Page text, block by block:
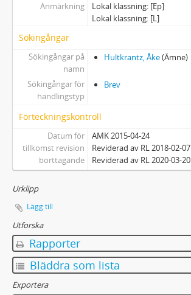
Anmärkning
Lokal klassning: [Ep]
Lokal klassning: [L]
Sökingångar
Sökingångar på
namn
Hultkrantz, Åke(Ämne)
Sökingångar för
handlingstyp
Brev
Förteckningskontroll
Datum för
tillkomst revision
borttagande
AMK 2015-04-24
Reviderad av RL 2018-02-07
Reviderad av RL 2020-03-20
Urklipp
Lägg till
Utforska
Rapporter
Bläddra som lista
Exportera